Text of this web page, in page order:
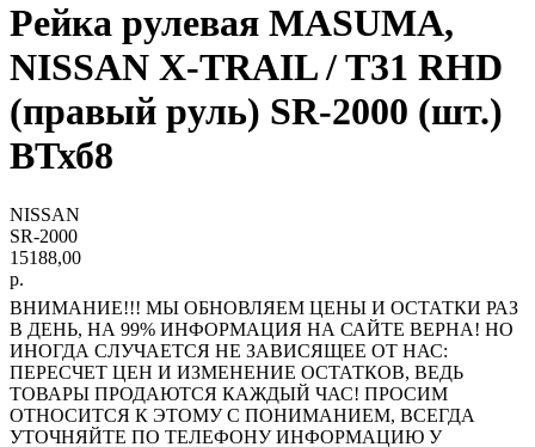
Рейка рулевая MASUMA,
NISSAN X-TRAIL / T31 RHD
(правый руль) SR-2000 (шт.)
ВТхб8
NISSAN
SR-2000
15188,00
р.
ВНИМАНИЕ!!! МЫ ОБНОВЛЯЕМ ЦЕНЫ И ОСТАТКИ РАЗ
В ДЕНЬ, НА 99% ИНФОРМАЦИЯ НА САЙТЕ ВЕРНА! НО
ИНОГДА СЛУЧАЕТСЯ НЕ ЗАВИСЯЩЕЕ ОТ НАС:
ПЕРЕСЧЕТ ЦЕН И ИЗМЕНЕНИЕ ОСТАТКОВ, ВЕДЬ
ТОВАРЫ ПРОДАЮТСЯ КАЖДЫЙ ЧАС! ПРОСИМ
ОТНОСИТСЯ К ЭТОМУ С ПОНИМАНИЕМ, ВСЕГДА
УТОЧНЯЙТЕ ПО ТЕЛЕФОНУ ИНФОРМАЦИЮ У